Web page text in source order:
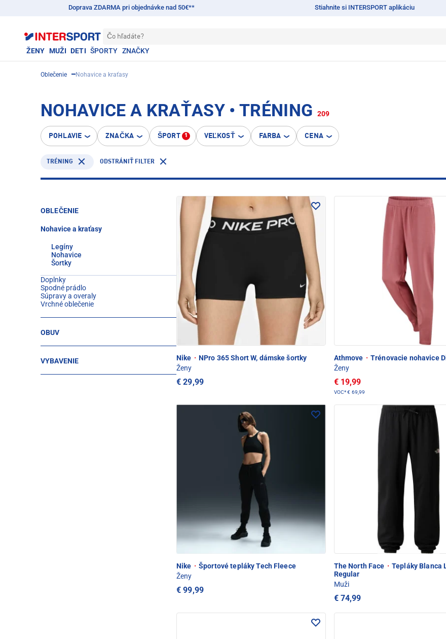
Doprava ZDARMA pri objednávke nad 50€** Stiahnite si INTERSPORT aplikáciu
Čo hľadáte?
ŽENY MUŽI DETI ŠPORTY ZNAČKY
Oblečenie Nohavice a kraťasy
NOHAVICE A KRAŤASY • TRÉNING 209
POHLAVIE ZNAČKA ŠPORT 1 VEĽKOSŤ FARBA CENA
TRÉNING ODSTRÁNIŤ FILTER
OBLEČENIE
Nohavice a kraťasy
Legíny
Nohavice
Šortky
Doplnky
Spodné prádlo
Súpravy a overaly
Vrchné oblečenie
OBUV
VYBAVENIE Nike · NPro 365 Short W, dámske šortky
Ženy
€ 29,99
Athmove · Trénovacie nohavice
Ženy
€ 19,99
VOC*€ 69,99
Nike · Športové tepláky Tech Fleece
Ženy
€ 99,99
The North Face · Tepláky Blanca
Regular
Muži
€ 74,99